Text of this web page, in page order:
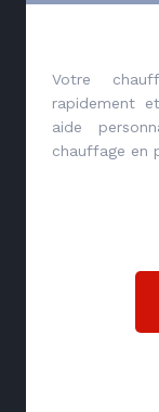
Votre
rapidement
aide
chauffage en